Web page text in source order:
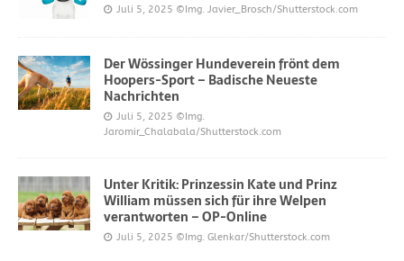
Juli 5, 2025 ©Img. Javier_Brosch/Shutterstock.com
Der Wössinger Hundeverein frönt dem
Hoopers-Sport – Badische Neueste
Nachrichten
Juli 5, 2025 ©Img.
Jaromir_Chalabala/Shutterstock.com
Unter Kritik: Prinzessin Kate und Prinz
William müssen sich für ihre Welpen
verantworten – OP-Online
Juli 5, 2025 ©Img. Glenkar/Shutterstock.com